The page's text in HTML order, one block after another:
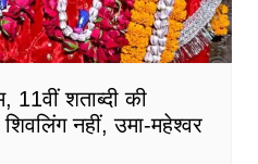
11वीं शताब्दी की
नहीं, उमा-महेश्वर